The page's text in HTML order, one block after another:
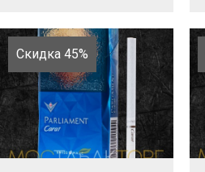
Скидка 45%